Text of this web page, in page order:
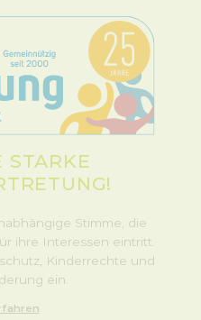
STARKE
Stimme, die
ihre Interessen eintritt.
Kinderrechte und
ein.